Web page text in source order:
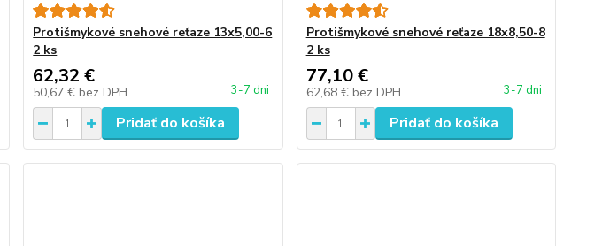
Protišmykové snehové reťaze 13x5,00-6
2 ks
62,32 €
50,67 € bez DPH 3-7 dni
Pridať do košíka
Protišmykové snehové reťaze 18x8,50-8
2 ks
77,10 €
62,68 € bez DPH 3-7 dni
Pridať do košíka